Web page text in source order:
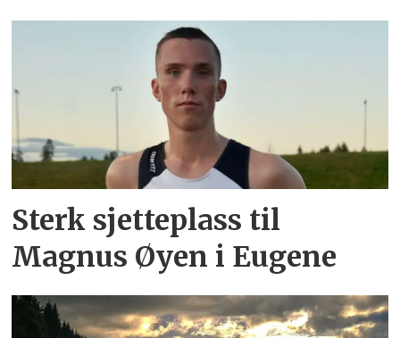
Sterk sjetteplass til
Magnus Øyen i Eugene